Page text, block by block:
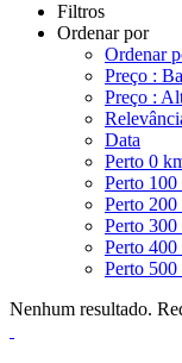
Filtros
Ordenar por
Ordenar
Preço :
Preço :
Data
Perto 0
Perto 100
Perto 200
Perto 300
Perto 400
Perto 500
Nenhum resultado.